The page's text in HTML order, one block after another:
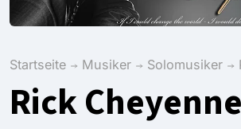
Startseite Musiker Solomusiker
Rick Cheyenne